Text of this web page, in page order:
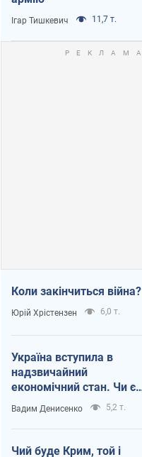
Ігар Тишкевич 11,7 т.
Коли закінчиться війна?
Юрій Хрістензен 6,0 т.
Україна вступила в
надзвичайний
економічний стан. Чи є
світло вкінці тунелю?
Вадим Денисенко 5,2 т.
Чий буде Крим, той і